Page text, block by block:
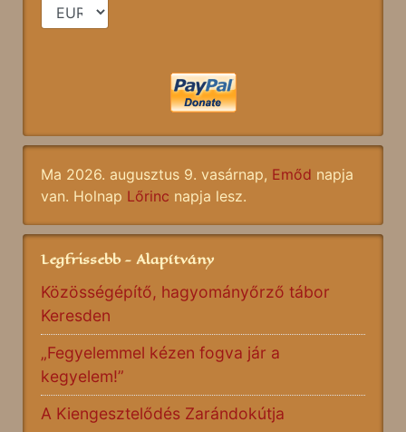
Ma 2026. augusztus 9. vasárnap, Emőd napja
van. Holnap Lőrinc napja lesz.
Legfrissebb - Alapítvány
Közösségépítő, hagyományőrző tábor
Keresden
„Fegyelemmel kézen fogva jár a
kegyelem!”
A Kiengesztelődés Zarándokútja